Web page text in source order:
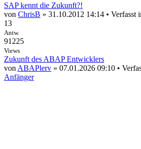
SAP kennt die Zukunft?!
von ChrisB » 31.10.2012 14:14 • Verfasst
13
Antw.
91225
Views
Zukunft des ABAP Entwicklers
von ABAPlerv » 07.01.2026 09:10 •
Anfänger